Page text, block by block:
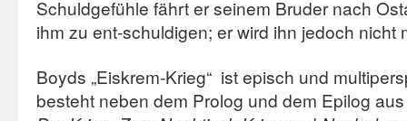
Schuldgefühle fährt er seinem Bruder nach
ihm zu ent-schuldigen; er wird ihn jedoch nicht
Boyds „Eiskrem-Krieg“ ist episch und
besteht neben dem Prolog und dem Epilog